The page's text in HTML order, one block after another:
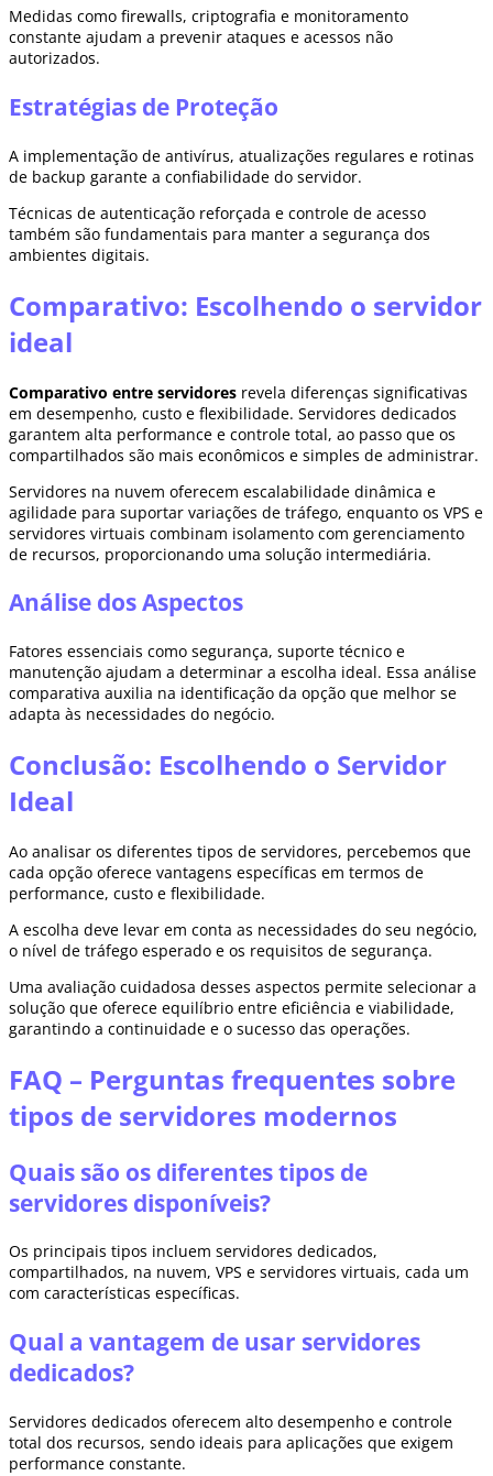
Medidas como firewalls, criptografia e monitoramento
constante ajudam a prevenir ataques e acessos não
autorizados.
Estratégias de Proteção
A implementação de antivírus, atualizações regulares e rotinas
de backup garante a confiabilidade do servidor.
Técnicas de autenticação reforçada e controle de acesso
também são fundamentais para manter a segurança dos
ambientes digitais.
Comparativo: Escolhendo o servidor
ideal
Comparativo entre servidores revela diferenças significativas
em desempenho, custo e flexibilidade. Servidores dedicados
garantem alta performance e controle total, ao passo que os
compartilhados são mais econômicos e simples de administrar.
Servidores na nuvem oferecem escalabilidade dinâmica e
agilidade para suportar variações de tráfego, enquanto os VPS e
servidores virtuais combinam isolamento com gerenciamento
de recursos, proporcionando uma solução intermediária.
Análise dos Aspectos
Fatores essenciais como segurança, suporte técnico e
manutenção ajudam a determinar a escolha ideal. Essa análise
comparativa auxilia na identificação da opção que melhor se
adapta às necessidades do negócio.
Conclusão: Escolhendo o Servidor
Ideal
Ao analisar os diferentes tipos de servidores, percebemos que
cada opção oferece vantagens específicas em termos de
performance, custo e flexibilidade.
A escolha deve levar em conta as necessidades do seu negócio,
o nível de tráfego esperado e os requisitos de segurança.
Uma avaliação cuidadosa desses aspectos permite selecionar a
solução que oferece equilíbrio entre eficiência e viabilidade,
garantindo a continuidade e o sucesso das operações.
FAQ – Perguntas frequentes sobre
tipos de servidores modernos
Quais são os diferentes tipos de
servidores disponíveis?
Os principais tipos incluem servidores dedicados,
compartilhados, na nuvem, VPS e servidores virtuais, cada um
com características específicas.
Qual a vantagem de usar servidores
dedicados?
Servidores dedicados oferecem alto desempenho e controle
total dos recursos, sendo ideais para aplicações que exigem
performance constante.